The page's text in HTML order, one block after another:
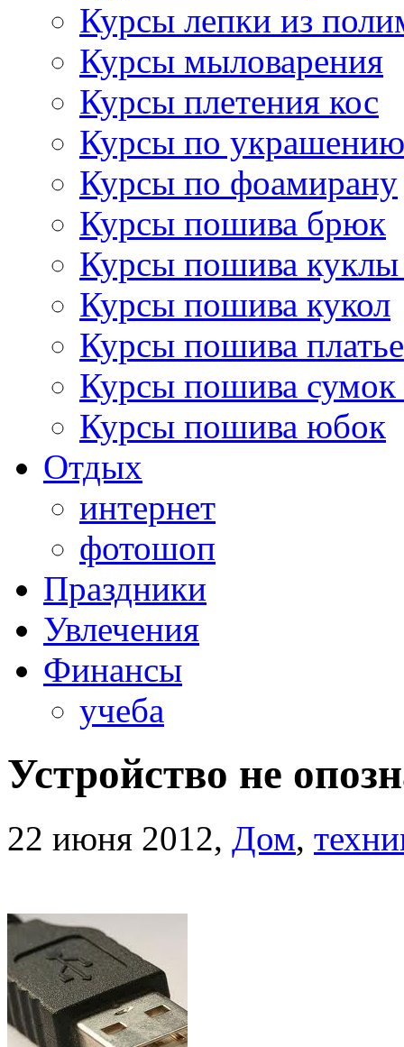
Курсы лепки из
Курсы мыловарения
Курсы плетения кос
Курсы по украшению
Курсы по фоамирану
Курсы пошива брюк
Курсы пошива
Курсы пошива кукол
Курсы пошива
Курсы пошива сумок
Курсы пошива юбок
Отдых
интернет
фотошоп
Праздники
Увлечения
Финансы
учеба
Устройство не
22 июня 2012, Дом,